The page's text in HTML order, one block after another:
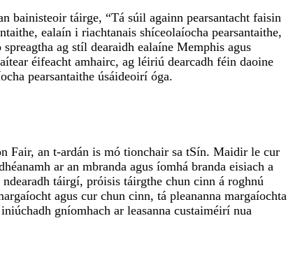
bainisteoir táirge, “Tá súil againn pearsantacht faisin
ealaín i riachtanais shíceolaíocha pearsantaithe,
ag stíl dearaidh ealaíne Memphis agus
éifeacht amhairc, ag léiriú dearcadh féin daoine
pearsantaithe úsáideoirí óga.
Fair, an t-ardán is mó tionchair sa tSín. Maidir le cur
ar an mbranda agus íomhá branda eisiach a
táirgí, próisis táirgthe chun cinn á roghnú
agus cur chun cinn, tá pleananna margaíochta
gníomhach ar leasanna custaiméirí nua